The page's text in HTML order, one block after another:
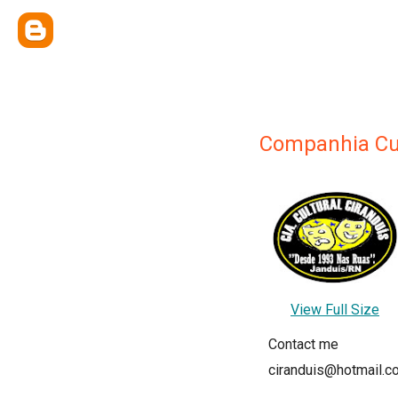
Companhia
View Full Size
Contact me